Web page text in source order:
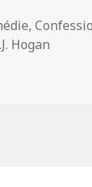
,
Hogan